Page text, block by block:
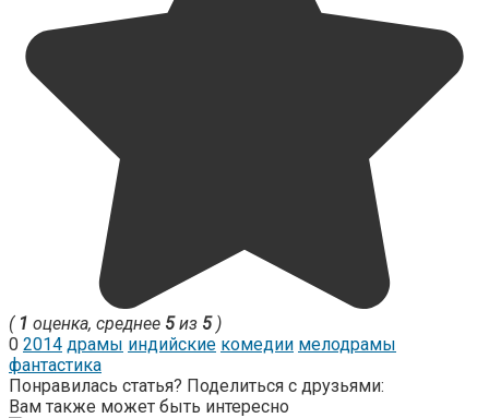
( 1 оценка, среднее 5из 5)
0 2014 драмы индийские комедии мелодрамы
фантастика
Понравилась статья? Поделиться с друзьями:
Вам также может быть интересно